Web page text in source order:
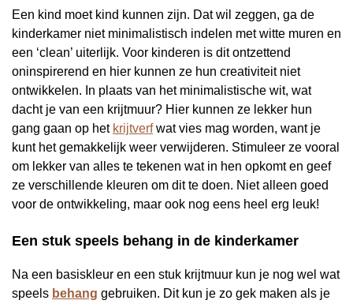
Een kind moet kind kunnen zijn. Dat wil zeggen, ga de
kinderkamer niet minimalistisch indelen met witte muren en
een ‘clean’ uiterlijk. Voor kinderen is dit ontzettend
oninspirerend en hier kunnen ze hun creativiteit niet
ontwikkelen. In plaats van het minimalistische wit, wat
dacht je van een krijtmuur? Hier kunnen ze lekker hun
gang gaan op het krijtverfwat vies mag worden, want je
kunt het gemakkelijk weer verwijderen. Stimuleer ze vooral
om lekker van alles te tekenen wat in hen opkomt en geef
ze verschillende kleuren om dit te doen. Niet alleen goed
voor de ontwikkeling, maar ook nog eens heel erg leuk!
Een stuk speels behang in de kinderkamer
Na een basiskleur en een stuk krijtmuur kun je nog wel wat
speels behang gebruiken. Dit kun je zo gek maken als je